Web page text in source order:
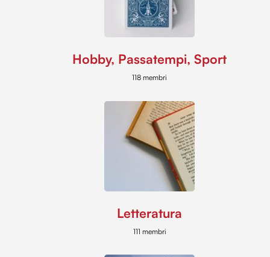
Hobby, Passatempi, Sport
118 membri
Letteratura
111 membri